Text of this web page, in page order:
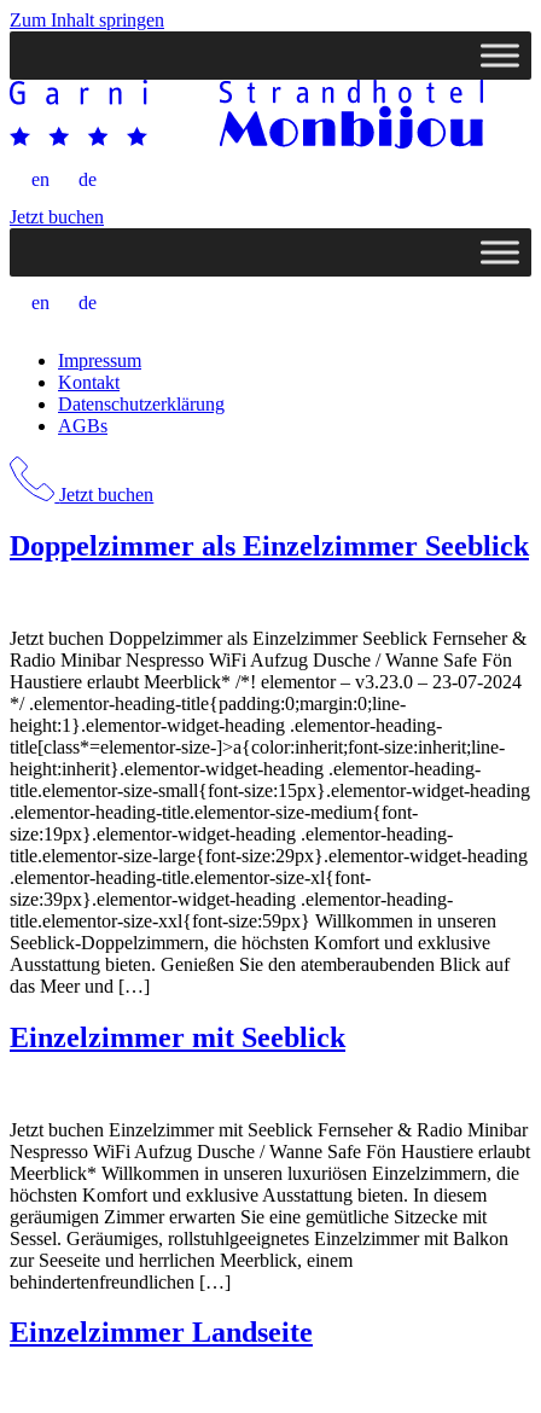
Zum Inhalt springen
en
de
Jetzt buchen
en de
Impressum
Kontakt
Datenschutzerklärung
AGBs
Jetzt buchen
Doppelzimmer als Einzelzimmer Seeblick
Jetzt buchen Doppelzimmer als Einzelzimmer Seeblick Fernseher &
Radio Minibar Nespresso WiFi Aufzug Dusche / Wanne Safe Fön
Haustiere erlaubt Meerblick* /*! elementor – v3.23.0 – 23-07-2024
*/ .elementor-heading-title{padding:0;margin:0;line-
height:1}.elementor-widget-heading .elementor-heading-
title[class*=elementor-size-]>a{color:inherit;font-size:inherit;line-
height:inherit}.elementor-widget-heading .elementor-heading-
title.elementor-size-small{font-size:15px}.elementor-widget-heading
.elementor-heading-title.elementor-size-medium{font-
size:19px}.elementor-widget-heading .elementor-heading-
title.elementor-size-large{font-size:29px}.elementor-widget-heading
.elementor-heading-title.elementor-size-xl{font-
size:39px}.elementor-widget-heading .elementor-heading-
title.elementor-size-xxl{font-size:59px} Willkommen in unseren
Seeblick-Doppelzimmern, die höchsten Komfort und exklusive
Ausstattung bieten. Genießen Sie den atemberaubenden Blick auf
das Meer und […]
Einzelzimmer mit Seeblick
Jetzt buchen Einzelzimmer mit Seeblick Fernseher & Radio Minibar
Nespresso WiFi Aufzug Dusche / Wanne Safe Fön Haustiere erlaubt
Meerblick* Willkommen in unseren luxuriösen Einzelzimmern, die
höchsten Komfort und exklusive Ausstattung bieten. In diesem
geräumigen Zimmer erwarten Sie eine gemütliche Sitzecke mit
Sessel. Geräumiges, rollstuhlgeeignetes Einzelzimmer mit Balkon
zur Seeseite und herrlichen Meerblick, einem
behindertenfreundlichen […]
Einzelzimmer Landseite